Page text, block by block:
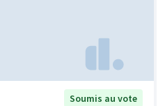
Soumis au vote